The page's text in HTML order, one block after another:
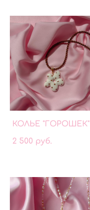
КОЛЬЕ "ГОРОШЕК"
2 500 pуб.